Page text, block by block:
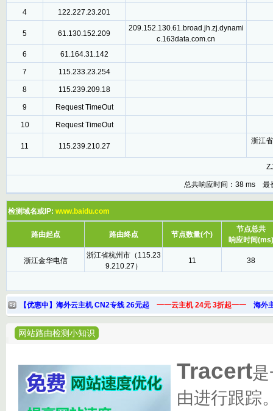
4 122.227.23.201
5 61.130.152.209
209.152.130.61.broad.jh.zj.dynami
c.163data.com.cn
6
61.164.31.142
7 115.233.23.254
8 115.239.209.18
9 Request TimeOut
10 Request TimeOut
11 115.239.210.27
浙江
总共响应时间：38 ms
检测域名或IP: www.baidu.com
路由起点 路由终点 节点数量(个)
节点总共
响应时间(ms)
浙江金华电信
浙江省杭州市（115.23
9.210.27）
11 38
【优惠中】海外云主机 CN2专线 26元起 一一云主机 24元 3折起一一 海外
网站路由检测小知识
Tracert
由进行跟踪